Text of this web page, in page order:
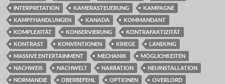
INTERPRETATION
KAMERASTEUERUNG
KAMPAGNE
KAMPFHANDLUNGEN
KANADA
KOMMANDANT
KOMPLEXITÄT
KONSERVIERUNG
KONTRAFAKTIZITÄT
KONTRAST
KONVENTIONEN KRIEGE
LANDUNG
MASSIVE ENTERTAINMENT
MECHANIK
MÖGLICHKEITEN
NACHWEIS
NACHWELT NARRATION
NEUINSTALLATION
NORMANDIE
OBERBEFEHL OPTIONEN
OVERLORD